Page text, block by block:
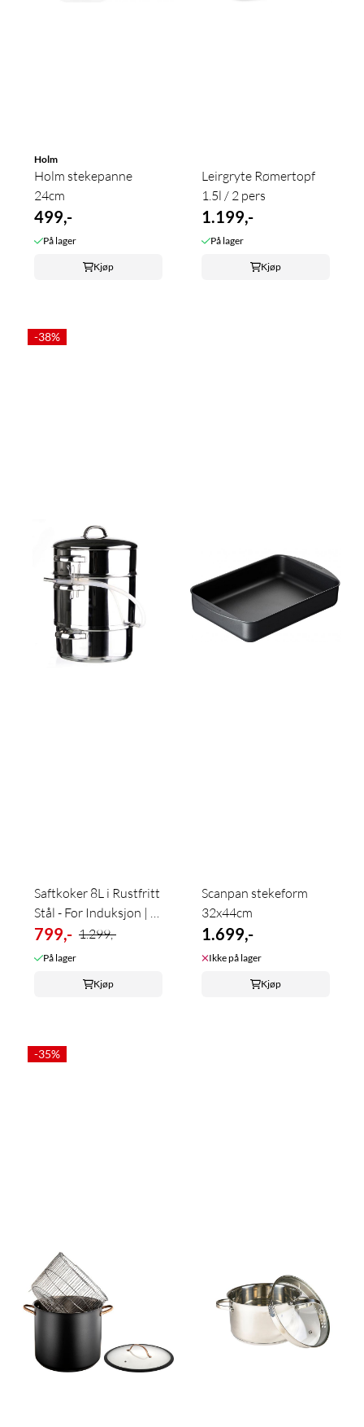
Holm
Holm stekepanne
24cm
499,-
På lager
Kjøp
Leirgryte Rømertopf
1.5l / 2 pers
1.199,-
På lager
Kjøp
-38%
Saftkoker 8L i Rustfritt
Stål - For Induksjon | 5
...
799,- 1.299,-
På lager
Kjøp
Scanpan stekeform
32x44cm
1.699,-
Ikke på lager
Kjøp
-35%